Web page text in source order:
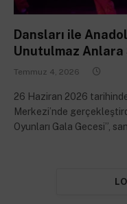
Dansları ile
Unutulmaz Anlara
Temmuz 4, 2026
26 Haziran 2026
Merkezi’nde
Oyunları Gala Gecesi”,